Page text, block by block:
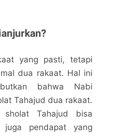
yang pasti, tetapi
dua rakaat. Hal ini
bahwa Nabi
Tahajud dua rakaat.
sholat Tahajud bisa
pendapat yang